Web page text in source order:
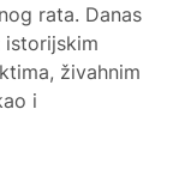
rata. Danas
istorijskim
živahnim
i